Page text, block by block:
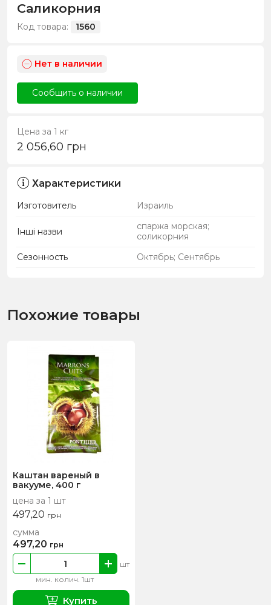
Саликорния
Код товара: 1560
Нет в наличии
Сообщить о наличии
Цена за 1 кг
2 056,60 грн
Характеристики
Изготовитель Израиль
Інші назви
спаржа морская;
соликорния
Сезонность
Октябрь; Сентябрь
Похожие товары
Каштан вареный в
вакууме, 400 г
цена за 1 шт
497,20 грн
мин. колич. 1шт
шт
сумма
497,20 грн
Купить